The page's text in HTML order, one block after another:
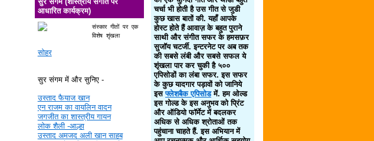
आधारित कार्यक्रम)
संस्कार गीतों पर एक
विशेष शृंखला
सोहर
सुर संगम में और सुनिए -
उस्ताद फैयाज खान
एन राजम का वायलिन वादन
जगजीत का शास्त्रीय गायन
लोक शैली -आल्हा
उस्ताद अमजद अली खान साहब
चर्चा भी होती है उस गीत से जुडी
कुछ खास बातों की. यहाँ आपके
होस्ट होते हैं आवाज़ के बहुत पुराने
साथी और संगीत सफर के हमसफ़र
सुजॉय चटर्जी. इन्टरनेट पर अब तक
की सबसे लंबी और सबसे सफल ये
शृंखला पार कर चुकी है ५००
एपिसोडों का लंबा सफर. इस सफर
के कुछ यादगार पड़ावों को जानिये
इसफ्लेशबैक एपिसोडमें. हम ओल्ड
इस गोल्ड के इस अनुभव को प्रिंट
और ऑडियो फॉर्मेट में बदलकर
अधिक से अधिक श्रोताओं तक
पहुंचाना चाहते हैं. इस अभियान में